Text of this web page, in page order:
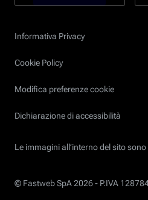
Informativa Privacy
Cookie Policy
Modifica preferenze cookie
Dichiarazione di accessibilità
Le immagini all’interno del sito
© Fastweb SpA 2026 - P.IVA